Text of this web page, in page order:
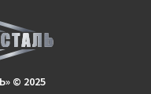
© 2025